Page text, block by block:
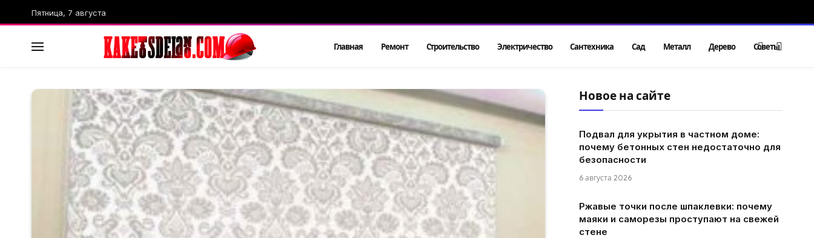
Пятница, 7 августа
Главная Ремонт Строительство Электричество Сантехника Сад Металл Дерево Советы
Новое на сайте
Подвал для укрытия в частном доме:
почему бетонных стен недостаточно для
безопасности
6 августа 2026
Ржавые точки после шпаклевки: почему
маяки и саморезы проступают на свежей
стене